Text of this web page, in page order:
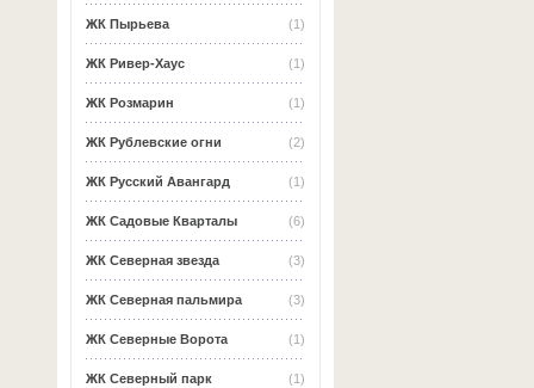
(1)
ЖК Пырьева
(1)
ЖК Ривер-Хаус
(1)
ЖК Розмарин
(2)
ЖК Рублевские огни
(1)
ЖК Русский Авангард
(6)
ЖК Садовые Кварталы
(3)
ЖК Северная звезда
(3)
ЖК Северная пальмира
(1)
ЖК Северные Ворота
(1)
ЖК Северный парк